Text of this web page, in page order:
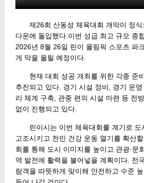
제26회 산동성 체육대회 개막이 정
다운에 돌입했다.이번 성급 최고 규모 종
2026년 8월 26일 린이 올림픽 스포츠 파
게 막을 올릴 예정이다.
현재 대회 성공 개최를 위한 각종 준
추진되고 있다. 경기 시설 정비, 경기 운
리 체계 구축, 관중 편의 시설 마련 등 전
없이 진행되고 있다.
린이시는 이번 체육대회를 계기로 도
고조시키고 전민 건강 운동 열기를 확산
회를 통해 도시 이미지를 높이고 관광·문
역 발전에 활력을 불어넣을 계획이다. 전
람객을 따뜻하게 맞이해 안전하고 수준